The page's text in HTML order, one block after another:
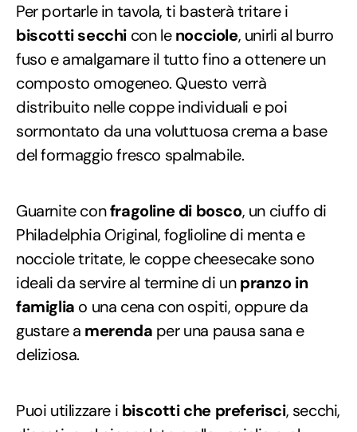
Per portarle in tavola, ti basterà tritare i
biscotti secchi con lenocciole, unirli al burro
fuso e amalgamare il tutto fino a ottenere un
composto omogeneo. Questo verrà
distribuito nelle coppe individuali e poi
sormontato da una voluttuosa crema a base
del formaggio fresco spalmabile.
Guarnite confragoline di bosco, un ciuffo di
Philadelphia Original, foglioline di menta e
nocciole tritate, le coppe cheesecake sono
ideali da servire al termine di unpranzo in
famiglia o una cena con ospiti, oppure da
gustare a merenda per una pausa sana e
deliziosa.
Puoi utilizzare i biscotti che preferisci, secchi,